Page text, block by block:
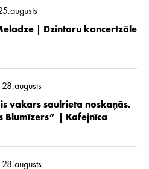
| Dzintaru koncertzāle
vakars saulrieta noskaņās.
Blumīzers” | Kafejnīca